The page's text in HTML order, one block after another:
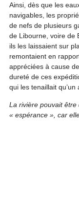
Ainsi, dès que les
navigables, les
de nefs de plusieurs
de Libourne, voire de
ils les laissaient sur
remontaient en
appréciées à cause
dureté de ces
qui les tenaillait
La rivière pouvait
« espérance », car